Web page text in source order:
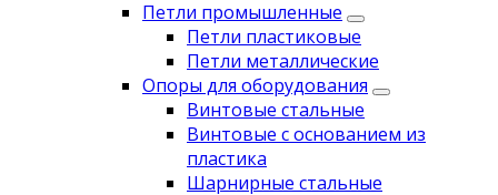
Петли промышленные
Петли пластиковые
Петли металлические
Опоры для оборудования
Винтовые стальные
Винтовые с основанием из
пластика
Шарнирные стальные